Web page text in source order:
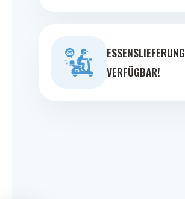
ESSENSLIEFERUNG
VERFÜGBAR!